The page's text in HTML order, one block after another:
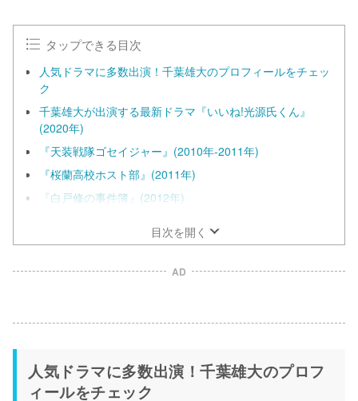
タップできる目次
人気ドラマに多数出演！千葉雄大のプロフィールをチェッ
ク
千葉雄大が出演する最新ドラマ『いいね!光源氏くん』
(2020年)
『天装戦隊ゴセイジャー』(2010年-2011年)
『桜蘭高校ホスト部』(2011年)
『白戸修の事件簿』(2012年)
目次を開く
AD
人気ドラマに多数出演！千葉雄大のプロフ
ィールをチェック